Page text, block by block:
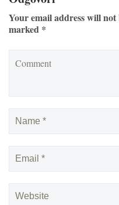
Your email address will
marked *